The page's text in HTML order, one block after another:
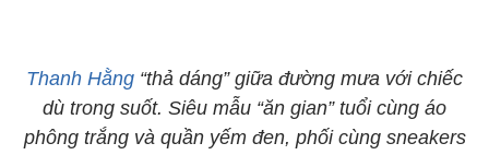
Thanh Hằng “thả dáng” giữa đường mưa với chiếc
dù trong suốt. Siêu mẫu “ăn gian” tuổi cùng áo
phông trắng và quần yếm đen, phối cùng sneakers